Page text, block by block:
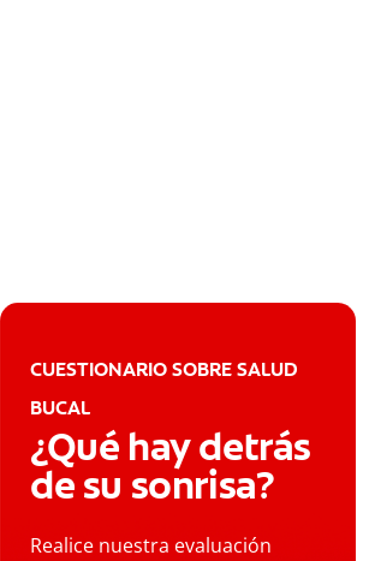
CUESTIONARIO SOBRE SALUD
BUCAL
¿Qué hay detrás
de su sonrisa?
Realice nuestra evaluación